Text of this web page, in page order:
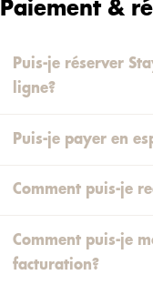
Paiement &
Puis-je réserver
ligne?
Puis-je payer en
Comment puis-je
Comment puis-je
facturation?